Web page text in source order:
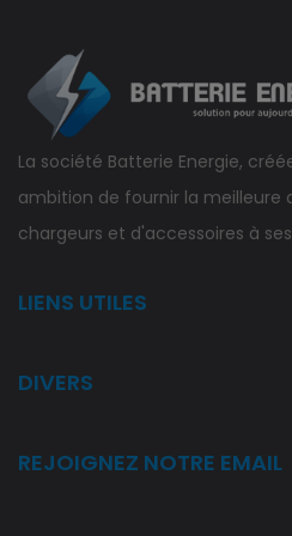
La société Batterie Energie,
ambition de fournir la meilleure
chargeurs et d'accessoires à
LIENS UTILES
DIVERS
REJOIGNEZ NOTRE EMAIL